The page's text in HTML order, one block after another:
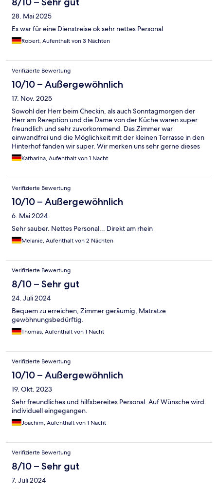
28. Mai 2025
Es war für eine Dienstreise ok sehr nettes Personal
Robert, Aufenthalt von 3 Nächten
Verifizierte Bewertung
10/10 – Außergewöhnlich
17. Nov. 2025
Sowohl der Herr beim Checkin, als auch Sonntagmorgen der
Herr am Rezeption und die Dame von der Küche waren super
freundlich und sehr zuvorkommend. Das Zimmer war
einwandfrei und die Möglichkeit mit der kleinen Terrasse in den
Hinterhof fanden wir super. Wir merken uns sehr gerne dieses
Hotel und kommen gerne wieder.
Katharina, Aufenthalt von 1 Nacht
Verifizierte Bewertung
10/10 – Außergewöhnlich
6. Mai 2024
Sehr sauber. Nettes Personal... Direkt am rhein
Melanie, Aufenthalt von 2 Nächten
Verifizierte Bewertung
8/10 – Sehr gut
24. Juli 2024
Bequem zu erreichen, Zimmer geräumig, Matratze
gewöhnungsbedürftig.
Thomas, Aufenthalt von 1 Nacht
Verifizierte Bewertung
10/10 – Außergewöhnlich
19. Okt. 2023
Sehr freundliches und hilfsbereites Personal. Auf Wünsche wird
individuell eingegangen.
Joachim, Aufenthalt von 1 Nacht
Verifizierte Bewertung
8/10 – Sehr gut
7. Juli 2024